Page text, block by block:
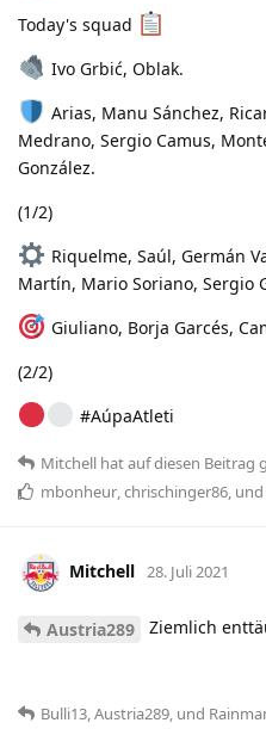
Today's squad
Ivo Grbić, Oblak.
Arias, Manu Sánchez,
Medrano, Sergio Camus,
González.
(1/2)
Riquelme, Saúl, Germán
Martín, Mario Soriano, Sergio
Giuliano, Borja Garcés,
(2/2)
#AúpaAtleti
Mitchell hatauf diesen Beitrag
mbonheur,chrischinger86, und
Mitchell 28. Juli 2021
Austria289 Ziemlich
Bulli13 Austria289 , und